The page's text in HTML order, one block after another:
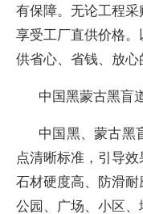
有保障。无论工程
享受工厂直供价格
供省心、省钱、放心
中国黑蒙古黑盲
中国黑、蒙古黑
点清晰标准，引导效
石材硬度高、防滑耐
公园、广场、小区